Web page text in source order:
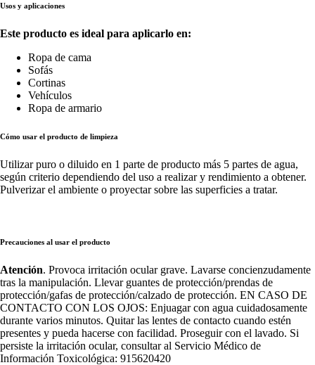
Usos y aplicaciones
Este producto es ideal para aplicarlo en:
Ropa de cama
Sofás
Cortinas
Vehículos
Ropa de armario
Cómo usar el producto de limpieza
Utilizar puro o diluido en 1 parte de producto más 5 partes de agua,
según criterio dependiendo del uso a realizar y rendimiento a obtener.
Pulverizar el ambiente o proyectar sobre las superficies a tratar.
Precauciones al usar el producto
Atención. Provoca irritación ocular grave. Lavarse concienzudamente
tras la manipulación. Llevar guantes de protección/prendas de
protección/gafas de protección/calzado de protección. EN CASO DE
CONTACTO CON LOS OJOS: Enjuagar con agua cuidadosamente
durante varios minutos. Quitar las lentes de contacto cuando estén
presentes y pueda hacerse con facilidad. Proseguir con el lavado. Si
persiste la irritación ocular, consultar al Servicio Médico de
Información Toxicológica: 915620420